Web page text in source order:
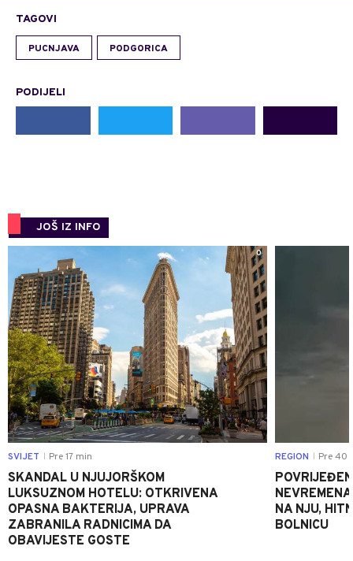
TAGOVI
PUCNJAVA PODGORICA
PODIJELI
JOŠ IZ INFO
0
SVIJET Pre 17 min
SKANDAL U NJUJORŠKOM
LUKSUZNOM HOTELU: OTKRIVENA
OPASNA BAKTERIJA, UPRAVA
ZABRANILA RADNICIMA DA
OBAVIJESTE GOSTE
REGION Pre 40
NA NJU,
BOLNICU